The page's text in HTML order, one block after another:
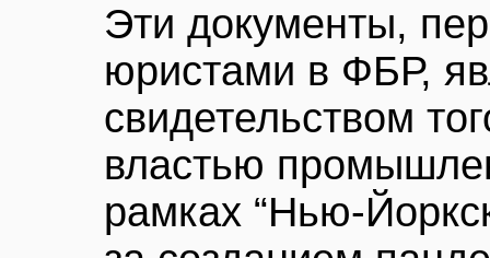
Эти документы,
юристами в ФБР,
свидетельством
властью
рамках “Нью-